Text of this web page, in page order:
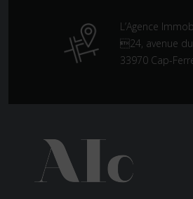
L’Agence
24, avenue
33970 Cap-